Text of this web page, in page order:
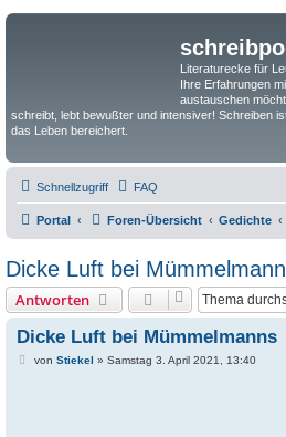
Literaturecke für
Ihre Erfahrungen
austauschen
schreibt, lebt bewußter und intensiver! Schreiben
das Leben bereichert.
Schnellzugriff FAQ
Portal Foren-Übersicht Gedichte
Dicke Luft bei
Antworten
Dicke Luft bei Mümmelmanns
Bvon Stiekel » Samstag 3. April 2021, 13:40